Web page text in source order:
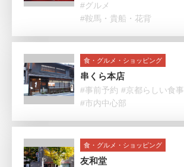
#グルメ
#鞍馬・貴船・花背
食・グルメ・ショッピング
串くら本店
#事前予約 #京都らしい食事
#市内中心部
食・グルメ・ショッピング
友和堂